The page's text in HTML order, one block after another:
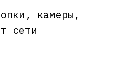
камеры,
сети